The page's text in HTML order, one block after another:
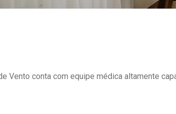
Vento conta com equipe médica altamente